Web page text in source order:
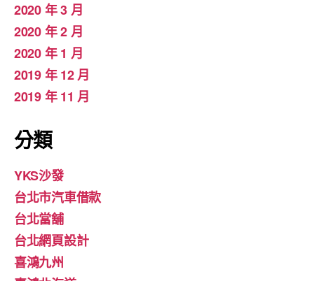
2020 年 3 月
2020 年 2 月
2020 年 1 月
2019 年 12 月
2019 年 11 月
分類
YKS沙發
台北市汽車借款
台北當舖
台北網頁設計
喜鴻九州